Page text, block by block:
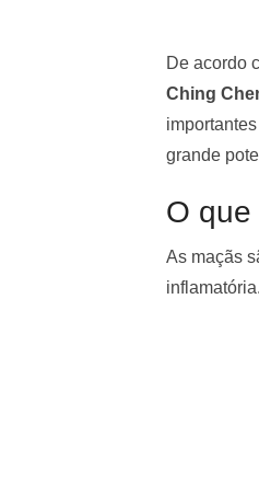
De acordo
Ching
grande
O
As maçãs